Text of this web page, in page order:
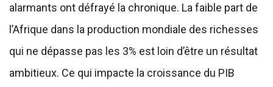
alarmants ont défrayé la chronique. La faible part de
l’Afrique dans la production mondiale des richesses
qui ne dépasse pas les 3% est loin d’être un résultat
ambitieux. Ce qui impacte la croissance du PIB